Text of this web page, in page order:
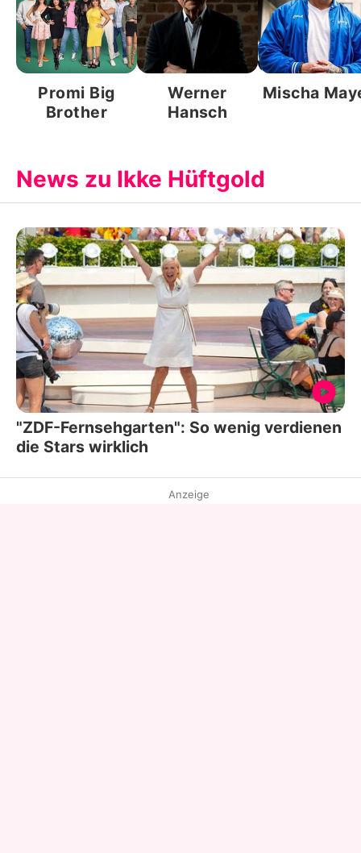
Promi Big
Brother
Werner
Hansch
Mischa
News zu Ikke Hüftgold
"ZDF-Fernsehgarten": So wenig verdienen
die Stars wirklich
Anzeige